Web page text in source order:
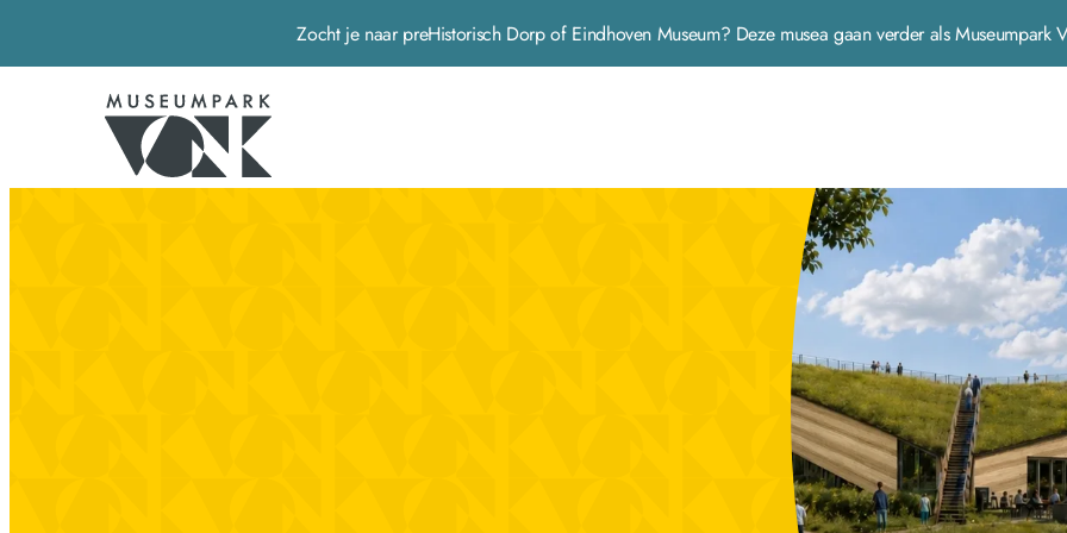
Zocht je naar preHistorisch Dorp of Eindhoven Museum? Deze musea gaan verder als Museumpark
Museumpark Vonk - Home pagina